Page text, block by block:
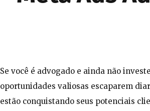
Se você é advogado e ainda não
oportunidades valiosas escaparem
estão conquistando seus potenciais